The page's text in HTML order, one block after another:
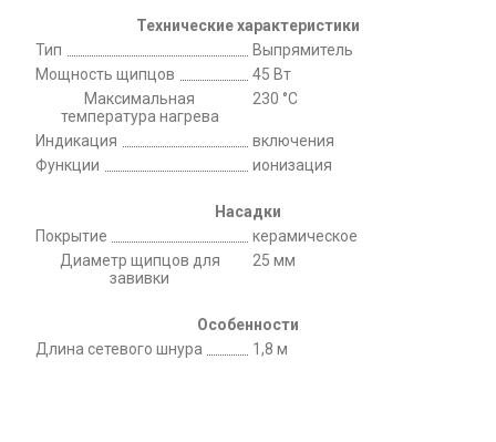
Технические характеристики
Тип
Выпрямитель
Мощность щипцов
45 Вт
Максимальная
температура нагрева
230 °C
Индикация
включения
Функции
ионизация
Насадки
Покрытие
керамическое
Диаметр щипцов для
завивки
25 мм
Особенности
Длина сетевого шнура
1,8 м